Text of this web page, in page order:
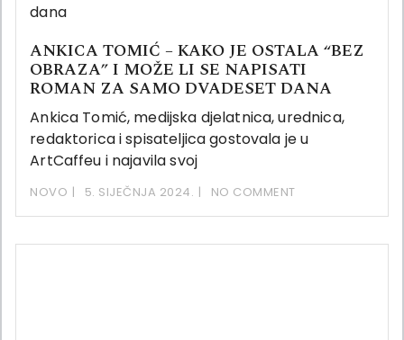
ANKICA TOMIĆ – KAKO JE OSTALA “BEZ
OBRAZA” I MOŽE LI SE NAPISATI
ROMAN ZA SAMO DVADESET DANA
Ankica Tomić, medijska djelatnica, urednica,
redaktorica i spisateljica gostovala je u
ArtCaffeu i najavila svoj
NOVO 5. SIJEČNJA 2024. NO COMMENT